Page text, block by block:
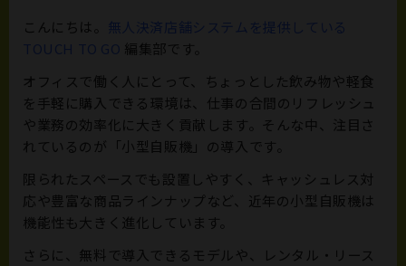
こんにちは。 無人決済店舗システムを提供している
TOUCH TO GO 編集部です。
オフィスで働く人にとって、ちょっとした飲み物や軽食
を手軽に購入できる環境は、仕事の合間のリフレッシュ
や業務の効率化に大きく貢献します。そんな中、注目さ
れているのが「小型自販機」の導入です。
限られたスペースでも設置しやすく、キャッシュレス対
応や豊富な商品ラインナップなど、近年の小型自販機は
機能性も大きく進化しています。
さらに、無料で導入できるモデルや、レンタル・リース